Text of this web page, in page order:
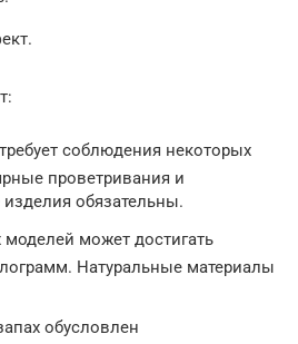
соблюдения некоторых
проветривания и
обязательны.
моделей может достигать
Натуральные материалы
обусловлен